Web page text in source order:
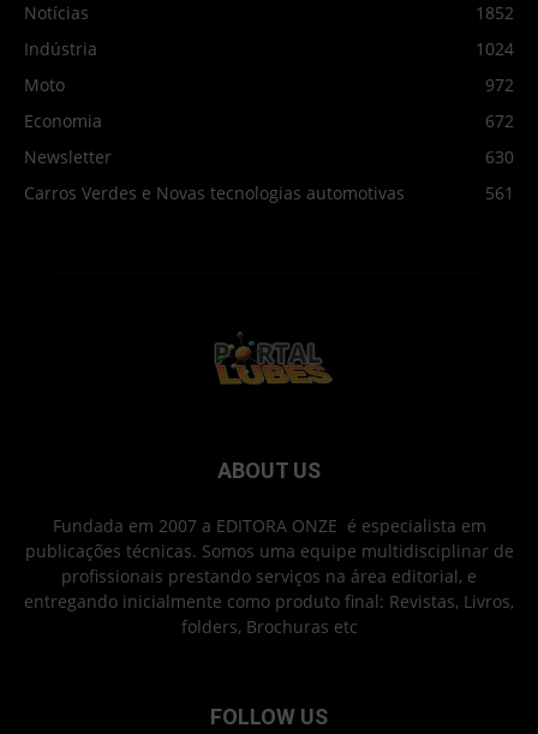
Notícias
1852
Indústria
1024
Moto
972
Economia
672
Newsletter
630
Carros Verdes e Novas tecnologias automotivas
561
ABOUT US
Fundada em 2007 a EDITORA ONZE é especialista em
publicações técnicas. Somos uma equipe multidisciplinar de
profissionais prestando serviços na área editorial, e
entregando inicialmente como produto final: Revistas, Livros,
folders, Brochuras etc
FOLLOW US